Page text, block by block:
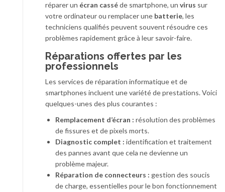
réparer un écran casséde smartphone, un virus sur
votre ordinateur ou remplacer une batterie, les
techniciens qualifiés peuvent souvent résoudre ces
problèmes rapidement grâce à leur savoir-faire.
Réparations offertes par les
professionnels
Les services de réparation informatique et de
smartphones incluent une variété de prestations. Voici
quelques-unes des plus courantes :
Remplacement d’écran : résolution des problèmes
de fissures et de pixels morts.
Diagnostic complet : identification et traitement
des pannes avant que cela ne devienne un
problème majeur.
Réparation de connecteurs : gestion des soucis
de charge, essentielles pour le bon fonctionnement